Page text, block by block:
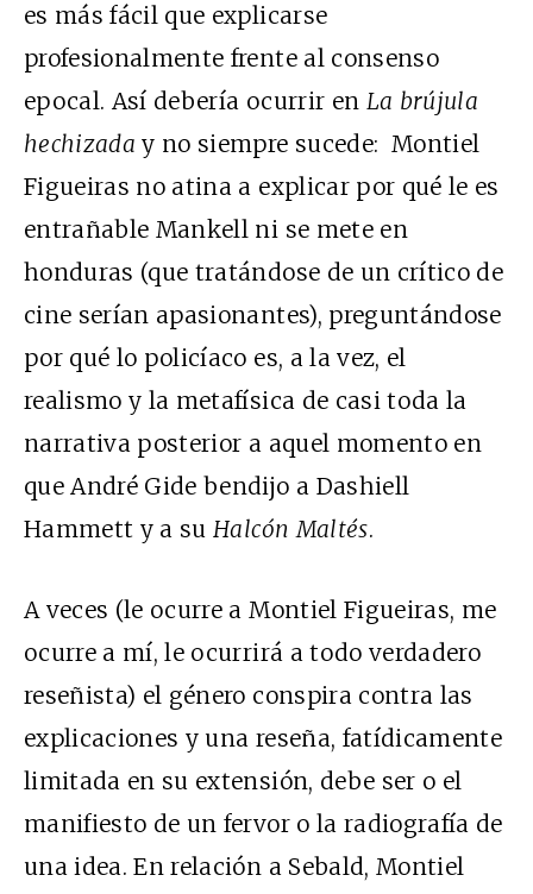
es más fácil que explicarse
profesionalmente frente al consenso
epocal. Así debería ocurrir en La brújula
hechizada y no siempre sucede: Montiel
Figueiras no atina a explicar por qué le es
entrañable Mankell ni se mete en
honduras (que tratándose de un crítico de
cine serían apasionantes), preguntándose
por qué lo policíaco es, a la vez, el
realismo y la metafísica de casi toda la
narrativa posterior a aquel momento en
que André Gide bendijo a Dashiell
Hammett y a suHalcón Maltés.
A veces (le ocurre a Montiel Figueiras, me
ocurre a mí, le ocurrirá a todo verdadero
reseñista) el género conspira contra las
explicaciones y una reseña, fatídicamente
limitada en su extensión, debe ser o el
manifiesto de un fervor o la radiografía de
una idea. En relación a Sebald, Montiel